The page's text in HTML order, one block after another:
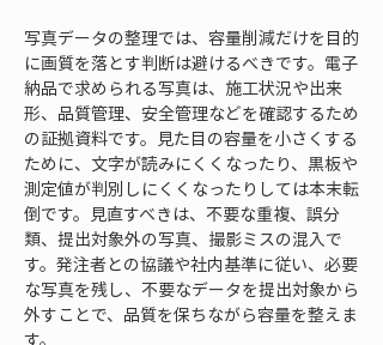
写真データの整理では、容量削減だけを目的
に画質を落とす判断は避けるべきです。電子
納品で求められる写真は、施工状況や出来
形、品質管理、安全管理などを確認するため
の証拠資料です。見た目の容量を小さくする
ために、文字が読みにくくなったり、黒板や
測定値が判別しにくくなったりしては本末転
倒です。見直すべきは、不要な重複、誤分
類、提出対象外の写真、撮影ミスの混入で
す。発注者との協議や社内基準に従い、必要
な写真を残し、不要なデータを提出対象から
外すことで、品質を保ちながら容量を整えま
す。